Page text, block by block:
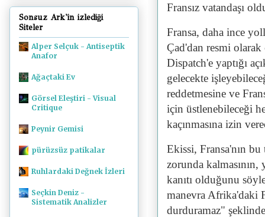
Fransız vatandaşı
Fransa, daha ince
Çad'dan resmi
Dispatch'e yaptığı
gelecekte
reddetmesine ve
için üstlenebileceği
kaçınmasına izin
Ekissi, Fransa'nın
zorunda
kanıtı olduğunu
manevra Afrika'daki
durduramaz"
Sonsuz Ark'in izlediği
Siteler
Alper Selçuk - Antiseptik
Anafor
Ağaçtaki Ev
Görsel Eleştiri - Visual
Critique
Peynir Gemisi
pürüzsüz patikalar
Ruhlardaki Değnek İzleri
Seçkin Deniz -
Sistematik Analizler